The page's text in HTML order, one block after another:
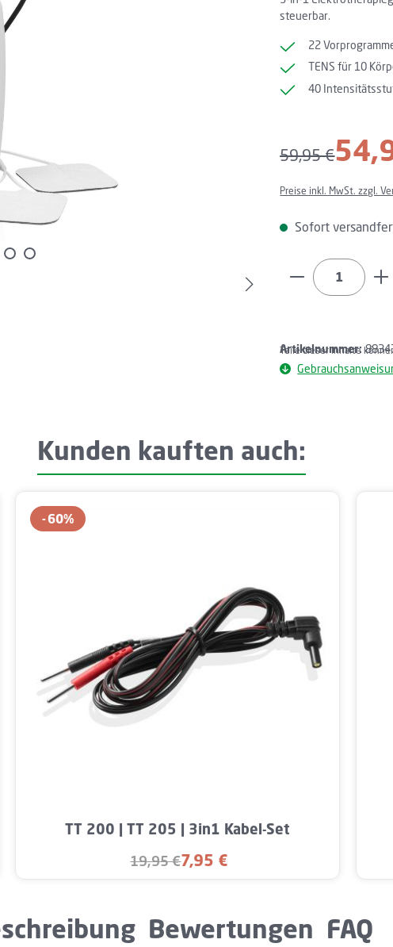
steuerbar.
22
TENS für 10
40
Regulärer Preis:
59,95 €
Preise inkl. MwSt. zzgl.
Sofort
Produkt
Artikelnummer:
Teile dieser Inhalte
Kunden kauften auch:
Wert ein oder benutze die Schaltflächen um
60%
Produkt Anzahl: Gib den gewünschten
TT 200 | TT 205 | 3in1 Kabel-Set
Verkaufspreis:
7,95 €
Regulärer Preis:
19,95 €
Bewertungen FAQ